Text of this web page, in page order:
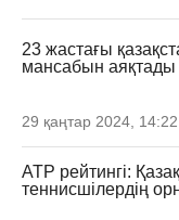
23 жастағы
мансабын аяқтады
29 қаңтар 2024, 14:22
ATP рейтингі:
теннисшілердің